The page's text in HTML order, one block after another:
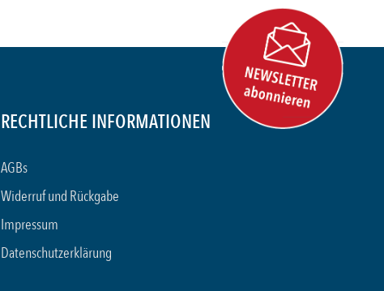
RECHTLICHE INFORMATIONEN
AGBs
Widerruf und Rückgabe
Impressum
Datenschutzerklärung